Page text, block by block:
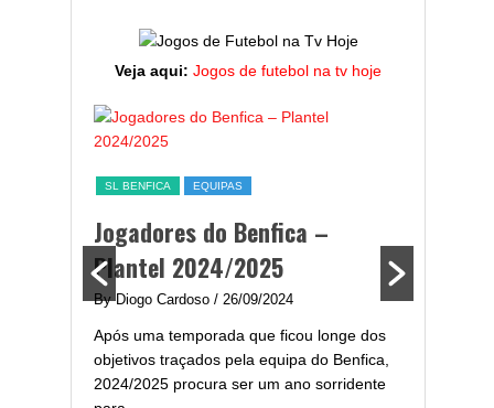
Veja aqui: Jogos de futebol na tv hoje
SL BENFICA EQUIPAS
Jogadores do Benfica –
Plantel 2024/2025
By Diogo Cardoso / 26/09/2024
Após uma temporada que ficou longe dos
objetivos traçados pela equipa do Benfica,
2024/2025 procura ser um ano sorridente